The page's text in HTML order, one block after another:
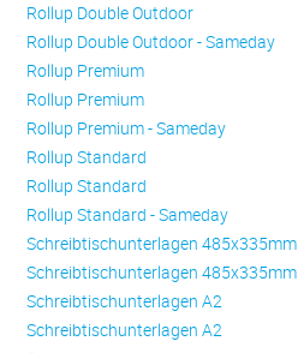
Rollup Double Outdoor
Rollup Double Outdoor - Sameday
Rollup Premium
Rollup Premium
Rollup Premium - Sameday
Rollup Standard
Rollup Standard
Rollup Standard - Sameday
Schreibtischunterlagen 485x335mm
Schreibtischunterlagen 485x335mm
Schreibtischunterlagen A2
Schreibtischunterlagen A2